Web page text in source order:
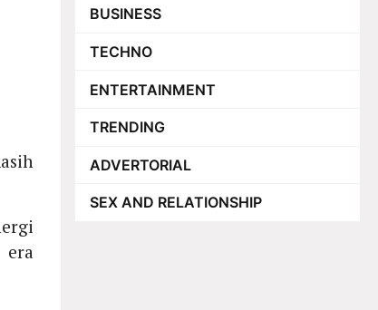
BUSINESS
TECHNO
ENTERTAINMENT
TRENDING
ADVERTORIAL
SEX AND RELATIONSHIP